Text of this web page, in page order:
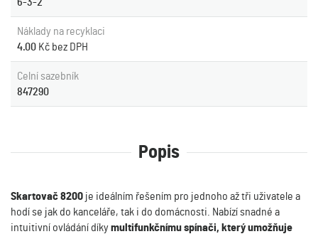
Náklady na recyklaci
4.00 Kč bez DPH
Celní sazebník
847290
Popis
Skartovač 8200 je ideálním řešením pro jednoho až tři uživatele a
hodí se jak do kanceláře, tak i do domácnosti. Nabízí snadné a
intuitivní ovládání díkymultifunkčnímu spínači, který umožňuje